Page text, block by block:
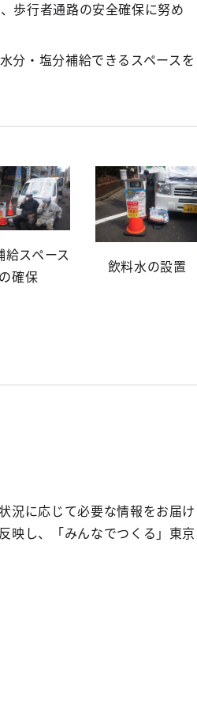
歩行者通路の安全確保に努め
分・塩分補給できるスペースを
給スペース
の確保
飲料水の設置
況に応じて必要な情報をお届け
映し、「みんなでつくる」東京